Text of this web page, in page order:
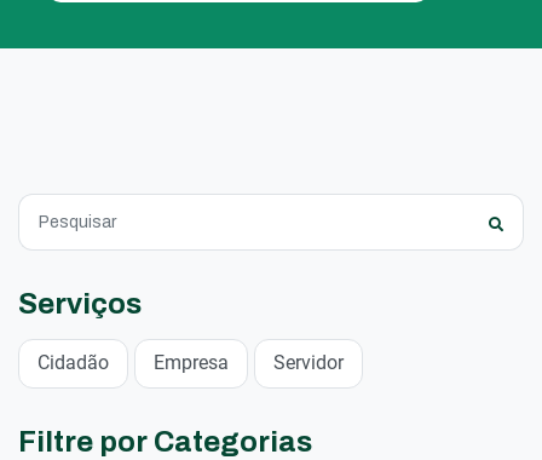
Serviços
Cidadão Empresa Servidor
Filtre por Categorias